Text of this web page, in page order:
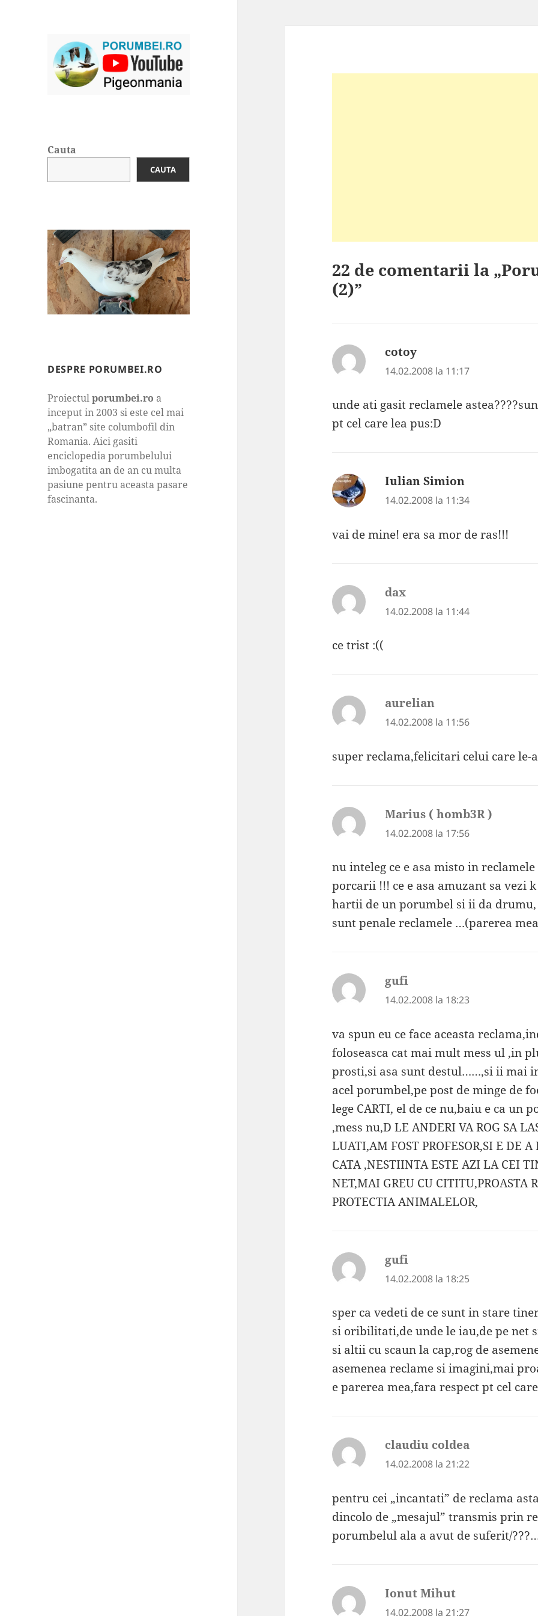
Cauta
CAUTA
DESPRE PORUMBEI.RO
Proiectulporumbei.ro a
inceput in 2003 si este cel mai
„batran” site columbofil din
Romania. Aici gasiti
enciclopedia porumbelului
imbogatita an de an cu multa
pasiune pentru aceasta pasare
fascinanta.
22 de comentarii la
(2)”
cotoy
14.02.2008 la 11:17
unde ati gasit reclamele
pt cel care lea pus:D
Iulian Simion
14.02.2008 la 11:34
vai de mine! era sa mor de ras!!!
dax
14.02.2008 la 11:44
ce trist :((
aurelian
14.02.2008 la 11:56
super reclama,felicitari celui care le-
Marius ( homb3R )
14.02.2008 la 17:56
nu inteleg ce e asa misto in
porcarii !!! ce e asa amuzant sa vezi
hartii de un porumbel si ii da drumu,
sunt penale reclamele …(parerea
gufi
14.02.2008 la 18:23
va spun eu ce face aceasta
foloseasca cat mai mult mess ul ,in
prosti,si asa sunt destul……,si ii mai
acel porumbel,pe post de minge de
lege CARTI, el de ce nu,baiu e ca un
,mess nu,D LE ANDERI VA ROG SA
LUATI,AM FOST PROFESOR,SI E DE
CATA ,NESTIINTA ESTE AZI LA CEI
NET,MAI GREU CU CITITU,PROASTA
PROTECTIA ANIMALELOR,
gufi
14.02.2008 la 18:25
sper ca vedeti de ce sunt in stare
si oribilitati,de unde le iau,de pe net
si altii cu scaun la cap,rog de
asemenea reclame si imagini,mai
e parerea mea,fara respect pt cel
claudiu coldea
14.02.2008 la 21:22
pentru cei „incantati” de reclama
dincolo de „mesajul” transmis prin
porumbelul ala a avut de suferit/
Ionut Mihut
14.02.2008 la 21:27